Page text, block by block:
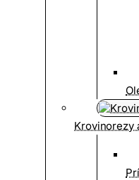
Krovinorezy